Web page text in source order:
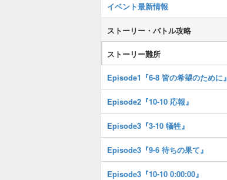
イベント最新情報
ストーリー・バトル攻略
ストーリー難所
Episode1『6-8 皆の希望のために』
Episode2『10-10 応報』
Episode3『3-10 犠牲』
Episode3『9-6 待ちの果て』
Episode3『10-10 0:00:00』